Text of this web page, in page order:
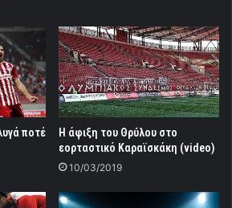
ποτέ
Η άφιξη του Θρύλου στο
εορταστικό Καραϊσκάκη (video)
10/03/2019